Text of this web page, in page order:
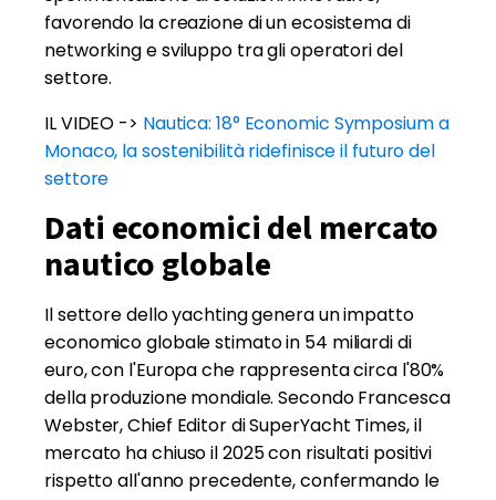
favorendo la creazione di un ecosistema di
networking e sviluppo tra gli operatori del
settore.
IL VIDEO -> Nautica: 18° Economic Symposium a
Monaco, la sostenibilità ridefinisce il futuro del
settore
Dati economici del mercato
nautico globale
Il settore dello yachting genera un impatto
economico globale stimato in 54 miliardi di
euro, con l'Europa che rappresenta circa l'80%
della produzione mondiale. Secondo Francesca
Webster, Chief Editor di SuperYacht Times, il
mercato ha chiuso il 2025 con risultati positivi
rispetto all'anno precedente, confermando le